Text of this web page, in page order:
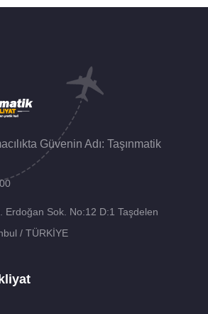
Güvenin Adı: Taşınmatik
Erdoğan Sok. No:12 D:1 Taşdelen
/ TÜRKİYE